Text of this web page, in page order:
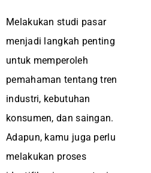
Melakukan studi pasar
menjadi langkah penting
untuk memperoleh
pemahaman tentang tren
industri, kebutuhan
konsumen, dan saingan.
Adapun, kamu juga perlu
melakukan proses